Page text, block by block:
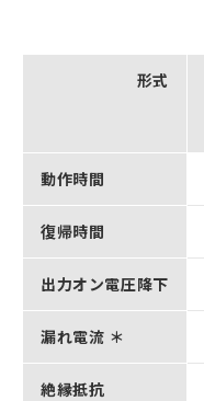
形式
動作時間
復帰時間
出力オン電圧降下
漏れ電流 ＊
絶縁抵抗